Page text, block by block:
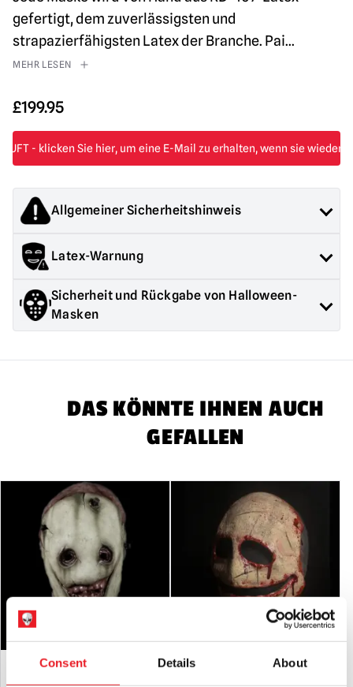
Consent Details About
gefertigt, dem zuverlässigsten und
strapazierfähigsten Latex der Branche. Pai...
MEHR LESEN
£199.95
Allgemeiner Sicherheitshinweis
Die von Mad About Horror verkauften Produkte sind
Sammlerstücke für Erwachsene oder Halloween-
Kinder unter 14 Jahren geeignet.
Latex-Warnung
Enthält Latex, kann bei latexempfindlichen Personen eine
allergische Reaktion hervorrufen
Sicherheit und Rückgabe von Halloween-
Masken
verkauft werden, sind Sammlerstücke, Halloween-
Seien Sie beim Tragen einer Maske stets
vorsichtig, da die Sicht und das Gehör leicht beeinträchtigt
Latex-Warnung:Kann Latex enthalten, das in sehr seltenen
Fällen bei latexempfindlichen Personen eine allergische
Reaktion hervorrufen kann.
RÜCKSENDUNGENwird nur akzeptiert, wenn das Produkt in
unbenutztem Zustand mit
Alle Anhänger angebracht.
DAS KÖNNTE IHNEN AUCH
GEFALLEN
Die "weggeworfene"
Die Maske der Leere